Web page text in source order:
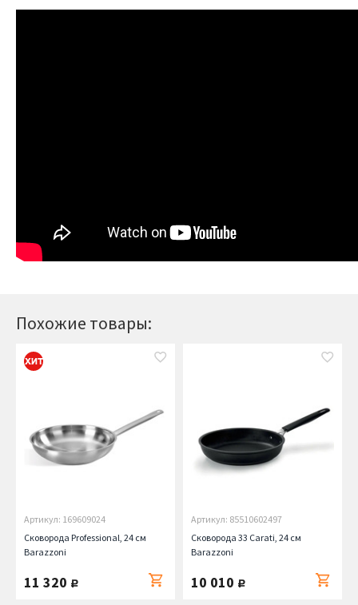
Похожие товары:
Артикул: 169609024
Сковорода Professional, 24 см
Barazzoni
11 320 руб.
Артикул: 85510602497
Сковорода 33 Carati, 24 см
Barazzoni
10 010 руб.